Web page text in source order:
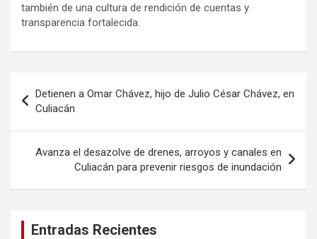
también de una cultura de rendición de cuentas y
transparencia fortalecida.
de
entradas
Detienen a Omar Chávez, hijo de Julio César Chávez, en
Culiacán
Avanza el desazolve de drenes, arroyos y canales en
Culiacán para prevenir riesgos de inundación
Entradas Recientes